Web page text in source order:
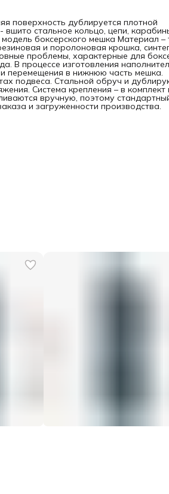
поверхность дублируется плотной
стальное кольцо, цепи,
боксерского мешка Материал –
и поролоновая крошка,
проблемы, характерные для
В процессе изготовления
перемещения в нижнюю часть мешка.
подвеса. Стальной обруч и
Система крепления – в комплект
вручную, поэтому
и загруженности производства.